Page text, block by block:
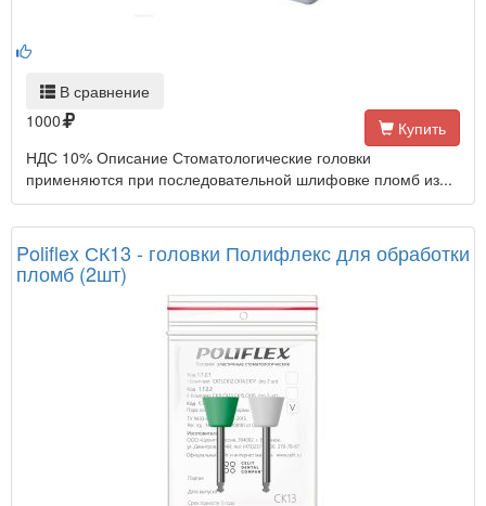
В сравнение
1000
Купить
НДС 10% Описание Стоматологические головки
применяются при последовательной шлифовке пломб из...
Poliflex СК13 - головки Полифлекс для обработки
пломб (2шт)